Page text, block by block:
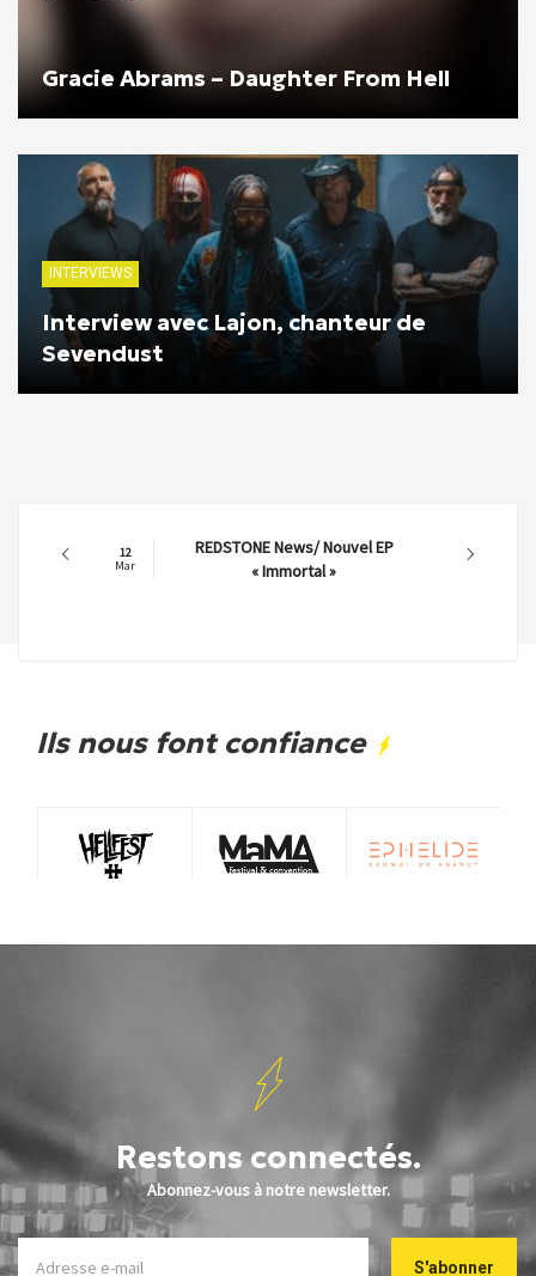
Gracie Abrams – Daughter From Hell
INTERVIEWS
Interview avec Lajon, chanteur de
Sevendust
12
Mar
REDSTONE News/ Nouvel EP
« Immortal »
Ils nous font confiance
Restons connectés.
Abonnez-vous à notre newsletter.